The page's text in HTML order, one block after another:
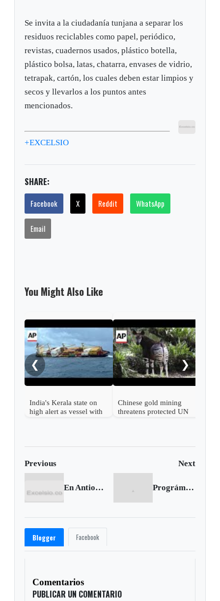
Se invita a la ciudadanía tunjana a separar los
residuos reciclables como papel, periódico,
revistas, cuadernos usados, plástico botella,
plástico bolsa, latas, chatarra, envases de vidrio,
tetrapak, cartón, los cuales deben estar limpios y
secos y llevarlos a los puntos antes
mencionados.
+EXCELSIO
SHARE:
Facebook X Reddit WhatsApp
Email
You Might Also Like
❮
India's Kerala state on
high alert as vessel with
Chinese gold mining
threatens protected UN
❯
Previous Next
En Antioquia mueren siete terroristas en bombardeo Prográmese para el octavo encuentro Cultural Internacional en Chiquinquirá
Blogger Facebook
Comentarios
PUBLICAR UN COMENTARIO